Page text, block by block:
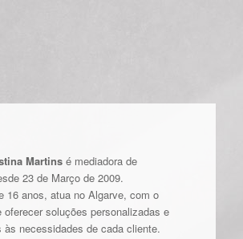
Martinsé mediadora de
23 de Março de 2009.
16 anos, atua no Algarve, com o
oferecer soluções personalizadas e
às necessidades de cada cliente.